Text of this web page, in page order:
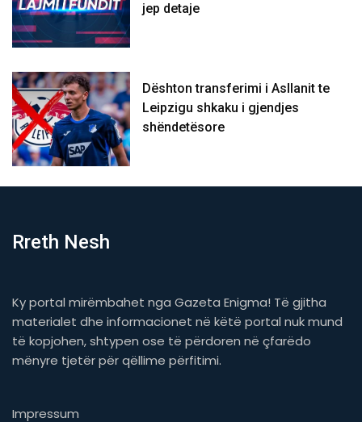
jep detaje
Dështon transferimi i Asllanit te
Leipzigu shkaku i gjendjes
shëndetësore
Rreth Nesh
Ky portal mirëmbahet nga Gazeta Enigma! Të gjitha
materialet dhe informacionet në këtë portal nuk mund
të kopjohen, shtypen ose të përdoren në çfarëdo
mënyre tjetër për qëllime përfitimi.
Impressum